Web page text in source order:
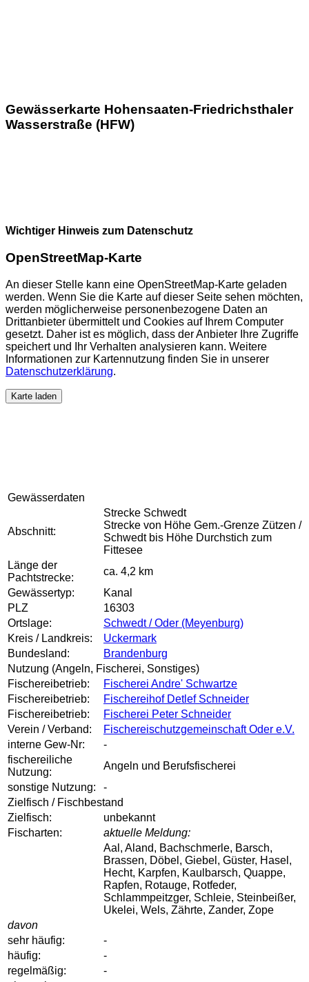
Gewässerkarte Hohensaaten-Friedrichsthaler
Wasserstraße (HFW)
Wichtiger Hinweis zum Datenschutz
OpenStreetMap-Karte
An dieser Stelle kann eine OpenStreetMap-Karte geladen
werden. Wenn Sie die Karte auf dieser Seite sehen möchten,
werden möglicherweise personenbezogene Daten an
Drittanbieter übermittelt und Cookies auf Ihrem Computer
gesetzt. Daher ist es möglich, dass der Anbieter Ihre Zugriffe
speichert und Ihr Verhalten analysieren kann. Weitere
Informationen zur Kartennutzung finden Sie in unserer
Datenschutzerklärung.
Karte laden
Gewässerdaten
Abschnitt:
Strecke Schwedt
Strecke von Höhe Gem.-Grenze Zützen /
Schwedt bis Höhe Durchstich zum
Fittesee
Länge der
Pachtstrecke:
ca. 4,2 km
Gewässertyp:
Kanal
PLZ
16303
Ortslage:
Schwedt / Oder (Meyenburg)
Kreis / Landkreis:
Uckermark
Bundesland:
Brandenburg
Nutzung (Angeln, Fischerei, Sonstiges)
Fischereibetrieb:
Fischerei Andre' Schwartze
Fischereibetrieb:
Fischereihof Detlef Schneider
Fischereibetrieb:
Fischerei Peter Schneider
Verein / Verband:
Fischereischutzgemeinschaft Oder e.V.
interne Gew-Nr:
-
fischereiliche
Nutzung:
Angeln und Berufsfischerei
sonstige Nutzung:
-
Zielfisch / Fischbestand
Zielfisch:
unbekannt
Fischarten:
aktuelle Meldung:
Aal, Aland, Bachschmerle, Barsch,
Brassen, Döbel, Giebel, Güster, Hasel,
Hecht, Karpfen, Kaulbarsch, Quappe,
Rapfen, Rotauge, Rotfeder,
Schlammpeitzger, Schleie, Steinbeißer,
Ukelei, Wels, Zährte, Zander, Zope
davon
sehr häufig:
-
häufig:
-
regelmäßig:
-